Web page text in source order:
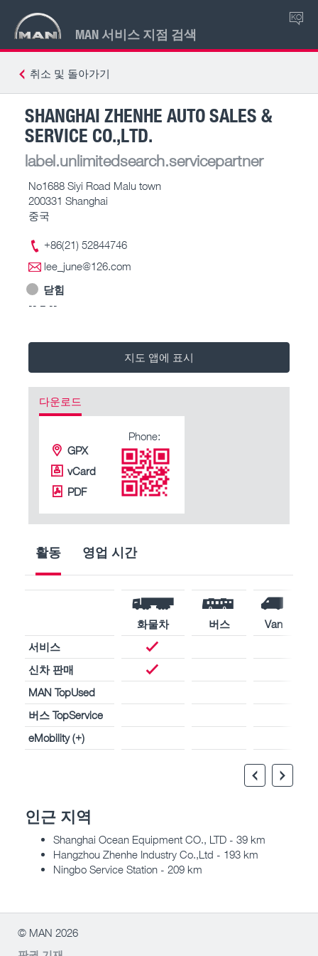
MAN 서비스 지점 검색
KO
취소 및 돌아가기
SHANGHAI ZHENHE AUTO SALES &
SERVICE CO.,LTD.
label.unlimitedsearch.servicepartner
No1688 Siyi Road Malu town
200331 Shanghai
중국
+86(21) 52844746
lee_june@126.com
닫힘
-- – --
지도 앱에 표시
다운로드
GPX
vCard
PDF
Phone:
활동 영업 시간
화물차 버스
Van
서비스
신차 판매
MAN TopUsed
버스 TopService
eMobility (+)
인근 지역
Shanghai Ocean Equipment CO., LTD - 39 km
Hangzhou Zhenhe Industry Co.,Ltd - 193 km
Ningbo Service Station - 209 km
© MAN 2026